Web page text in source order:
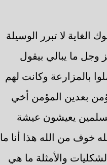
الغاية لا تبرر الوسيلة
وجل ما يبالي بيقول
بالمزارعة وكانت لهم
بعدين المؤمن أخي
يعيشون عيشة
خوف من الله هذا أنا ما
والأمثلة ما هي